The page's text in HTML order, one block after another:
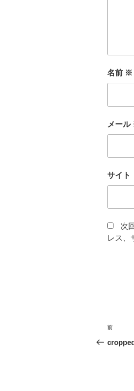
名前 ※
メール
サイト
次
レス、
投
稿
前
の
前